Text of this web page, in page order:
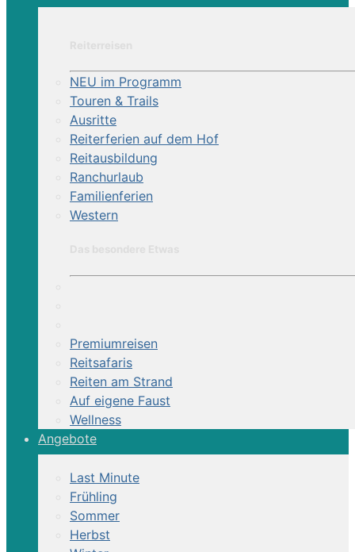
NEU im Programm
Touren & Trails
Ausritte
Reiterferien auf dem Hof
Reitausbildung
Ranchurlaub
Familienferien
Western
Premiumreisen
Reitsafaris
Reiten am Strand
Auf eigene Faust
Wellness
Angebote
Last Minute
Frühling
Sommer
Herbst